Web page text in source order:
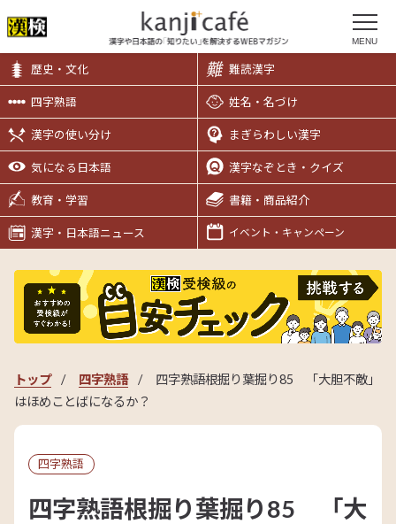
MENU
歴史・文化 難読漢字
四字熟語 姓名・名づけ
漢字の使い分け まぎらわしい漢字
気になる日本語 漢字なぞとき・クイズ
教育・学習 書籍・商品紹介
漢字・日本語ニュース イベント・キャンペーン
トップ 四字熟語
四字熟語根掘り葉掘り85 「大胆不敵」
はほめことばになるか？
四字熟語
四字熟語根掘り葉掘り85 「大